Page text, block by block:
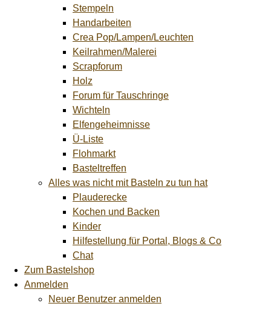
Stempeln
Handarbeiten
Crea Pop/Lampen/Leuchten
Keilrahmen/Malerei
Scrapforum
Holz
Forum für Tauschringe
Wichteln
Elfengeheimnisse
Ü-Liste
Flohmarkt
Basteltreffen
Alles was nicht mit Basteln zu tun hat
Plauderecke
Kochen und Backen
Kinder
Hilfestellung für Portal, Blogs & Co
Chat
Zum Bastelshop
Anmelden
Neuer Benutzer anmelden